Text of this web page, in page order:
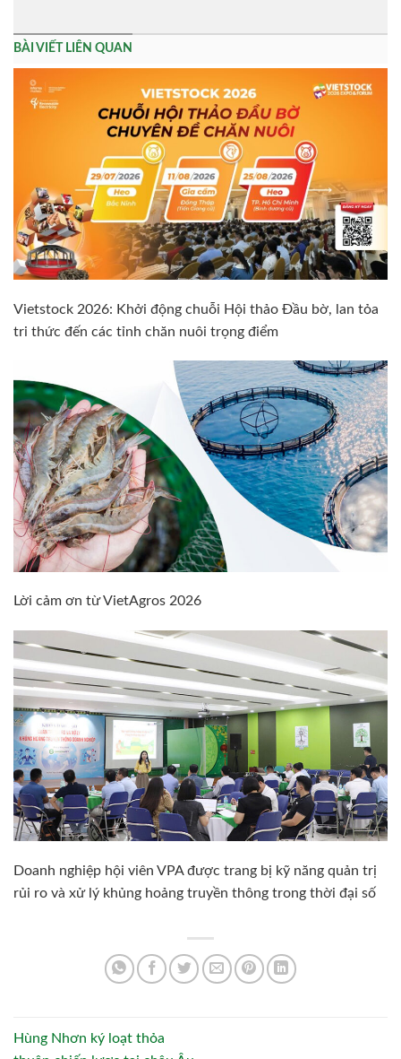
BÀI VIẾT LIÊN QUAN
Vietstock 2026: Khởi động chuỗi Hội thảo Đầu bờ, lan tỏa
tri thức đến các tỉnh chăn nuôi trọng điểm
Lời cảm ơn từ VietAgros 2026
Doanh nghiệp hội viên VPA được trang bị kỹ năng quản trị
rủi ro và xử lý khủng hoảng truyền thông trong thời đại số
Hùng Nhơn ký loạt thỏa